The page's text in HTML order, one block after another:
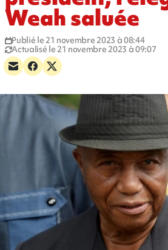
Weah saluée
Publié le 21 novembre 2023 à 08:44
Actualisé le 21 novembre 2023 à 09:07